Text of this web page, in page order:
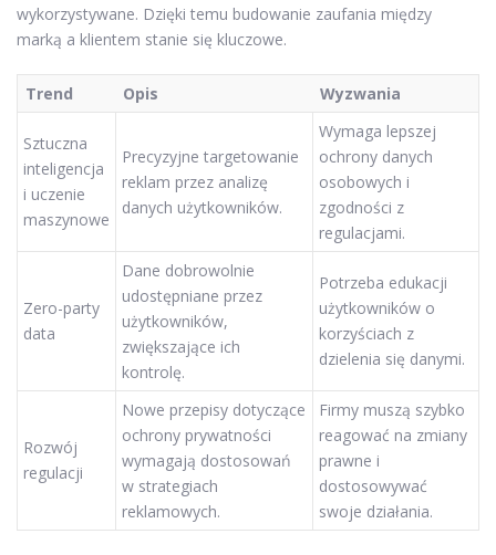
wykorzystywane. Dzięki temu budowanie zaufania między
marką a klientem stanie się kluczowe.
Trend Opis Wyzwania
Sztuczna
inteligencja
i uczenie
maszynowe
Precyzyjne targetowanie
reklam przez analizę
danych użytkowników.
Wymaga lepszej
ochrony danych
osobowych i
zgodności z
regulacjami.
Zero-party
data
Dane dobrowolnie
udostępniane przez
użytkowników,
zwiększające ich
kontrolę.
Potrzeba edukacji
użytkowników o
korzyściach z
dzielenia się danymi.
Rozwój
regulacji
Nowe przepisy dotyczące
ochrony prywatności
wymagają dostosowań
w strategiach
reklamowych.
Firmy muszą szybko
reagować na zmiany
prawne i
dostosowywać
swoje działania.